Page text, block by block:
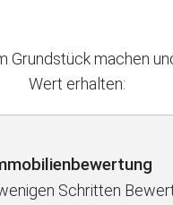
Grundstück machen
Wert erhalten:
Schritten